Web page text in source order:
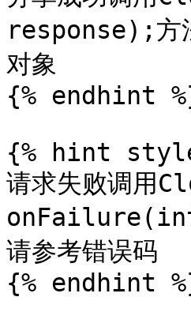
response);方
对象
{% endhint
{% hint
请求失败调用
onFailure(int
请参考错误码
{% endhint